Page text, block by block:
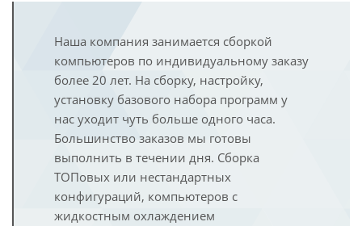
Наша компания занимается сборкой
компьютеров по индивидуальному заказу
более 20 лет. На сборку, настройку,
установку базового набора программ у
нас уходит чуть больше одного часа.
Большинство заказов мы готовы
выполнить в течении дня. Сборка
ТОПовых или нестандартных
конфигураций, компьютеров с
жидкостным охлаждением